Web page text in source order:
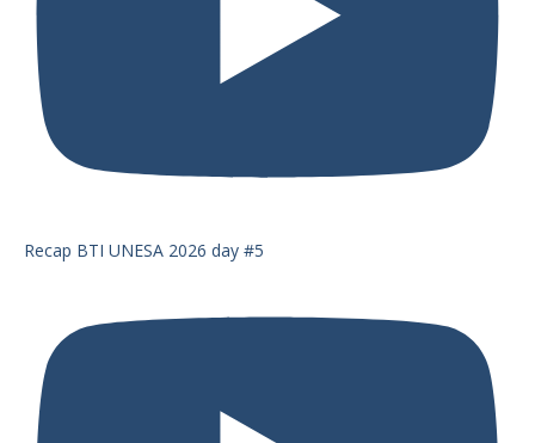
Recap BTI UNESA 2026 day #5